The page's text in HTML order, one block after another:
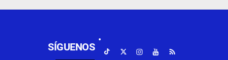
SÍGUENOS